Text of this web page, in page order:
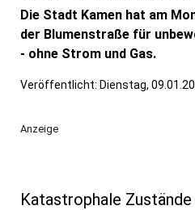
Die Stadt Kamen hat am
der Blumenstraße für
- ohne Strom und Gas.
Veröffentlicht: Dienstag,
Anzeige
Katastrophale